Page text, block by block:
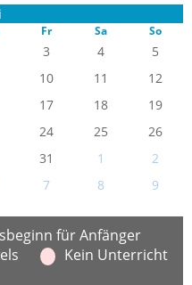
Fr Sa So
3 4
5
10 11
12
17 18
19
24 25
26
31 1
2
7 8 9
für Anfänger
Kein Unterricht